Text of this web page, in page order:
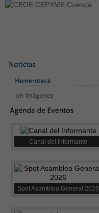
Canal del Informante
Spot Asamblea General 2026